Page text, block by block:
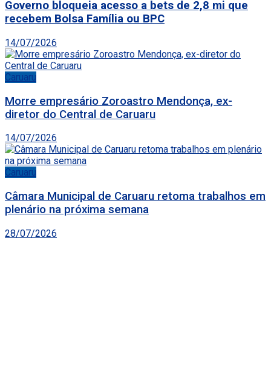
Governo bloqueia acesso a bets de 2,8 mi que
recebem Bolsa Família ou BPC
14/07/2026
Caruaru
Morre empresário Zoroastro Mendonça, ex-
diretor do Central de Caruaru
14/07/2026
Caruaru
Câmara Municipal de Caruaru retoma trabalhos em
plenário na próxima semana
28/07/2026